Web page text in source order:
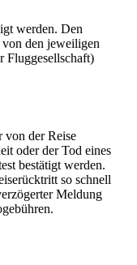
werden. Den
von den jeweiligen
Fluggesellschaft)
von der Reise
oder der Tod eines
bestätigt werden.
so schnell
Meldung